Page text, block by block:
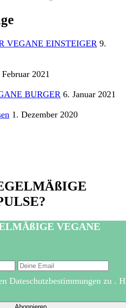
VEGANE EINSTEIGER 9.
2021
BURGER 6. Januar 2021
1. Dezember 2020
VEGANE
Dateschutzbestimmungen zu .